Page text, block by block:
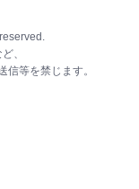
、
等を禁じます。